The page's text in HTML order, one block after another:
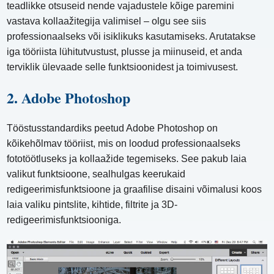
teadlikke otsuseid nende vajadustele kõige paremini
vastava kollaažitegija valimisel – olgu see siis
professionaalseks või isiklikuks kasutamiseks. Arutatakse
iga tööriista lühitutvustust, plusse ja miinuseid, et anda
terviklik ülevaade selle funktsioonidest ja toimivusest.
2. Adobe Photoshop
Tööstusstandardiks peetud Adobe Photoshop on
kõikehõlmav tööriist, mis on loodud professionaalseks
fototöötluseks ja kollaažide tegemiseks. See pakub laia
valikut funktsioone, sealhulgas keerukaid
redigeerimisfunktsioone ja graafilise disaini võimalusi koos
laia valiku pintslite, kihtide, filtrite ja 3D-
redigeerimisfunktsiooniga.